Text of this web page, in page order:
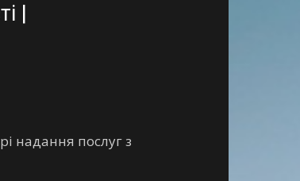
|
надання послуг з